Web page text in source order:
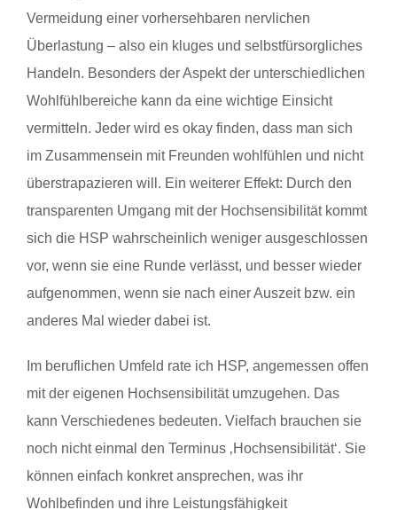
Vermeidung einer vorhersehbaren nervlichen
Überlastung – also ein kluges und selbstfürsorgliches
Handeln. Besonders der Aspekt der unterschiedlichen
Wohlfühlbereiche kann da eine wichtige Einsicht
vermitteln. Jeder wird es okay finden, dass man sich
im Zusammensein mit Freunden wohlfühlen und nicht
überstrapazieren will. Ein weiterer Effekt: Durch den
transparenten Umgang mit der Hochsensibilität kommt
sich die HSP wahrscheinlich weniger ausgeschlossen
vor, wenn sie eine Runde verlässt, und besser wieder
aufgenommen, wenn sie nach einer Auszeit bzw. ein
anderes Mal wieder dabei ist.
Im beruflichen Umfeld rate ich HSP, angemessen offen
mit der eigenen Hochsensibilität umzugehen. Das
kann Verschiedenes bedeuten. Vielfach brauchen sie
noch nicht einmal den Terminus ‚Hochsensibilität‘. Sie
können einfach konkret ansprechen, was ihr
Wohlbefinden und ihre Leistungsfähigkeit